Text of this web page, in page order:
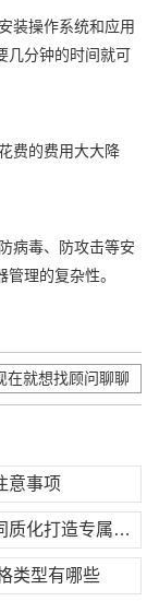
操作系统和应用
几分钟的时间就可
费的费用大大降
病毒、防攻击等安
理的复杂性。
在就想找顾问聊聊
意事项
模板官网个性化改造，摆脱同质化打造专属官网风格
类型有哪些